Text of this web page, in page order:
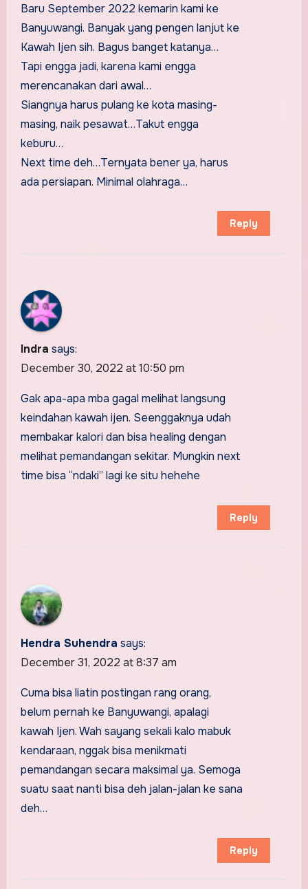
Baru September 2022 kemarin kami ke
Banyuwangi. Banyak yang pengen lanjut ke
Kawah Ijen sih. Bagus banget katanya…
Tapi engga jadi, karena kami engga
merencanakan dari awal…
Siangnya harus pulang ke kota masing-
masing, naik pesawat…Takut engga
keburu…
Next time deh…Ternyata bener ya, harus
ada persiapan. Minimal olahraga…
Reply
Indra says:
December 30, 2022 at 10:50 pm
Gak apa-apa mba gagal melihat langsung
keindahan kawah ijen. Seenggaknya udah
membakar kalori dan bisa healing dengan
melihat pemandangan sekitar. Mungkin next
time bisa “ndaki” lagi ke situ hehehe
Reply
Hendra Suhendra says:
December 31, 2022 at 8:37 am
Cuma bisa liatin postingan rang orang,
belum pernah ke Banyuwangi, apalagi
kawah Ijen. Wah sayang sekali kalo mabuk
kendaraan, nggak bisa menikmati
pemandangan secara maksimal ya. Semoga
suatu saat nanti bisa deh jalan-jalan ke sana
deh…
Reply